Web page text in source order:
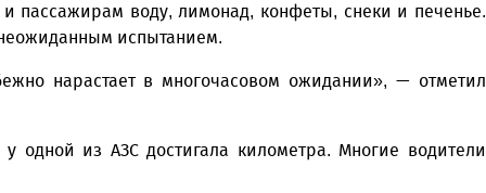
пассажирам воду, лимонад, конфеты, снеки и печенье.
испытанием.
нарастает в многочасовом ожидании», — отметил
из АЗС достигала километра. Многие водители